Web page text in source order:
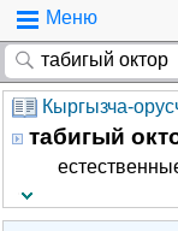
Меню
Кыргызча-
табигый